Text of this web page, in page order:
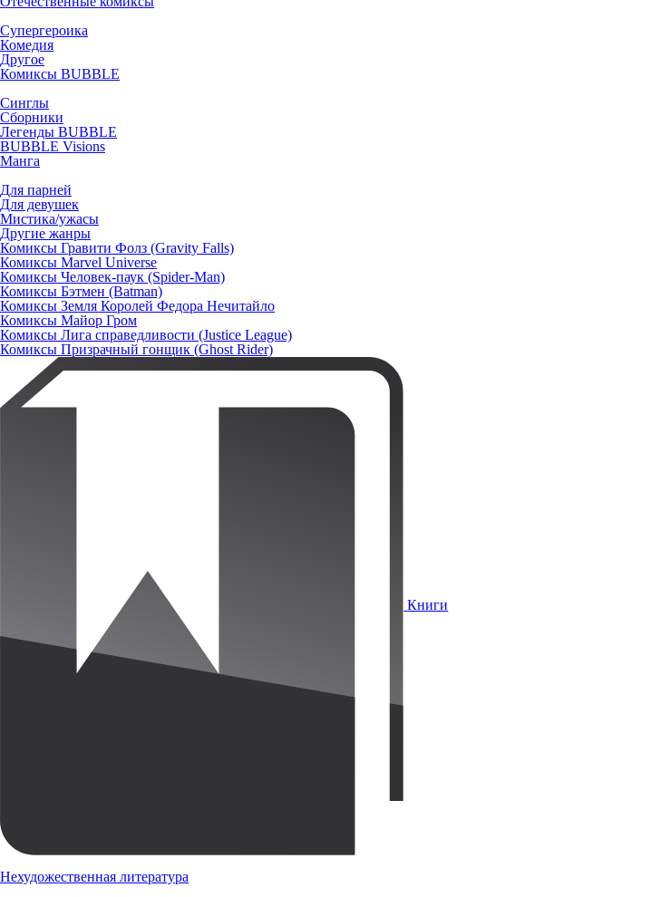
Супергероика
Комедия
Другое
Комиксы BUBBLE
Синглы
Сборники
Легенды BUBBLE
BUBBLE Visions
Манга
Для парней
Для девушек
Мистика/ужасы
Другие жанры
Комиксы Гравити Фолз (Gravity Falls)
Комиксы Marvel Universe
Комиксы Человек-паук (Spider-Man)
Комиксы Бэтмен (Batman)
Комиксы Земля Королей Федора Нечитайло
Комиксы Майор Гром
Комиксы Лига справедливости (Justice League)
Комиксы Призрачный гонщик (Ghost Rider)
Книги
Нехудожественная литература